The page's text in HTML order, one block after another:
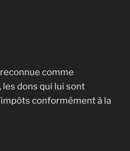
comme
les dons qui lui sont
conformément à la